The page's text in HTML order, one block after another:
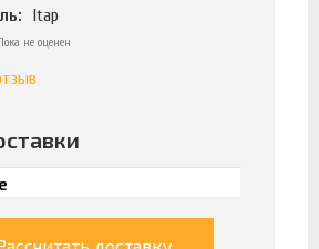
Itap
Пока не оценен